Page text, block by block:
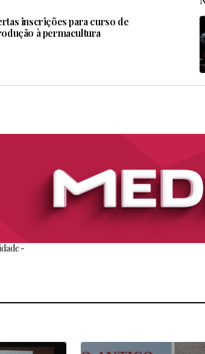
inscrições para curso de
à permacultura
-